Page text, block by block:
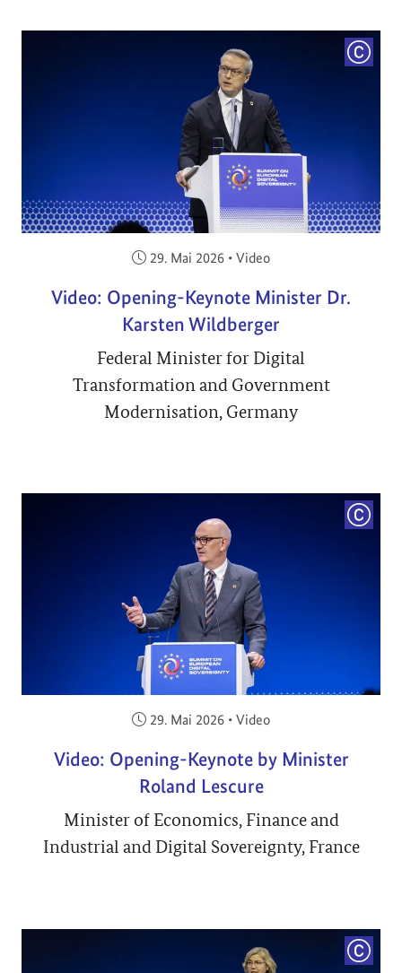
Veröffentlicht am:
29. Mai 2026 • Video
Video: Opening-Keynote Minister Dr.
Karsten Wildberger
Federal Minister for Digital
Transformation and Government
Modernisation, Germany
Veröffentlicht am:
29. Mai 2026 • Video
Video: Opening-Keynote by Minister
Roland Lescure
Minister of Economics, Finance and
Industrial and Digital Sovereignty, France